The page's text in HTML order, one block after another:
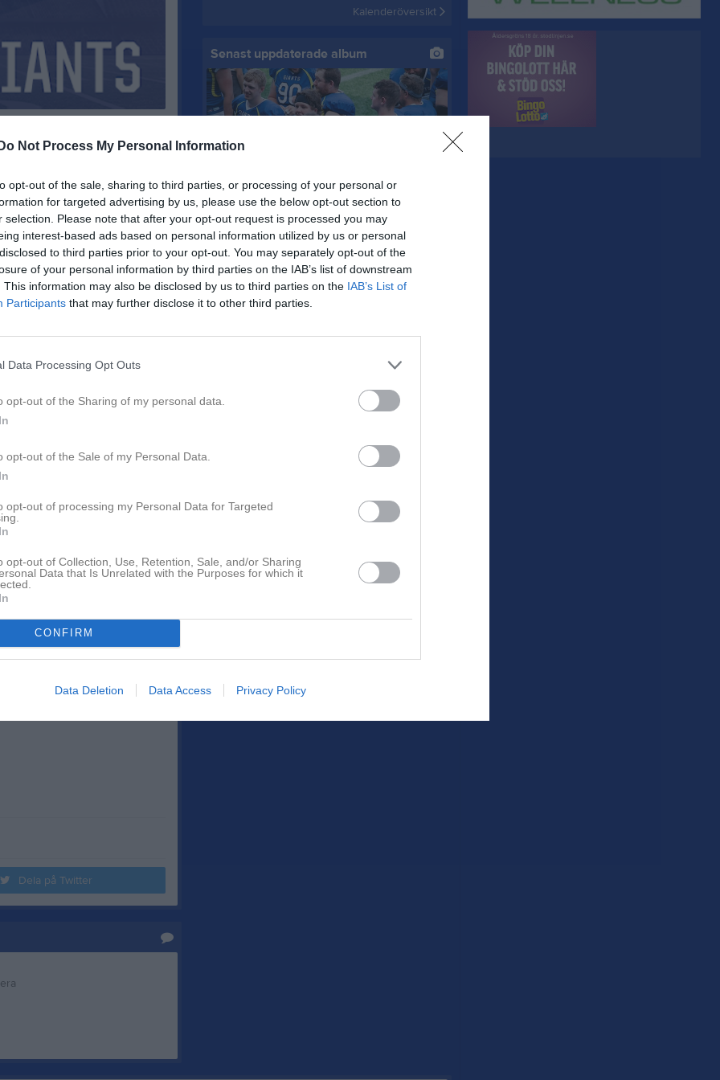
Do Not Process My Personal Information
opt-out of the sale, sharing to third parties, or processing of your personal or
for targeted advertising by us, please use the below opt-out section to
selection. Please note that after your opt-out request is processed you may
interest-based ads based on personal information utilized by us or personal
to third parties prior to your opt-out. You may separately opt-out of the
of your personal information by third parties on the IAB’s list of downstream
This information may also be disclosed by us to third parties on the IAB’s List of
Participants that may further disclose it to other third parties.
Data Processing Opt Outs
opt-out of the Sharing of my personal data.
opt-out of the Sale of my Personal Data.
opt-out of processing my Personal Data for Targeted
opt-out of Collection, Use, Retention, Sale, and/or Sharing
Data that Is Unrelated with the Purposes for which it
CONFIRM
Data Deletion Data Access Privacy Policy
Black
Dela Tweeta
alla åtta lagen drar på sig
lagen så superserietabellen
möte med Black Knights.
grundspel. Med två segrar
med en vinst och en förlust.
viktigt steg mot en topp fyra
guld 2021.
att utmana vårt springspel.
han kommer loss. Överlag är
Carpenter.
läka:
tillbaka ett par spelare till
mycket står på spel gäller
måste vi få ner antalet
touchdowns blivit bortdömda,
bra och stabil fotboll på båda
Swe3 Play med start klockan
Dela på Twitter
Kalenderöversikt
Senast uppdaterade album
Giants vs Predators 2026
76 bilder